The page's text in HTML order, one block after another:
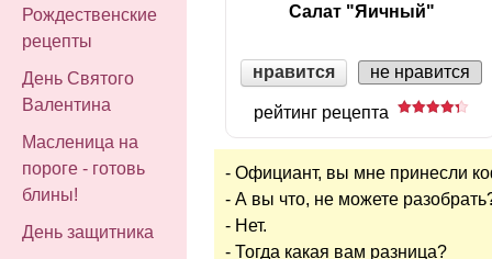
Рождественские
рецепты
День Святого
Валентина
Масленица на
пороге - готовь
блины!
День защитника
Салат "Яичный"
нравится не нравится
рейтинг рецепта
- Официант, вы мне принесли
- А вы что, не можете
- Нет.
- Тогда какая вам разница?